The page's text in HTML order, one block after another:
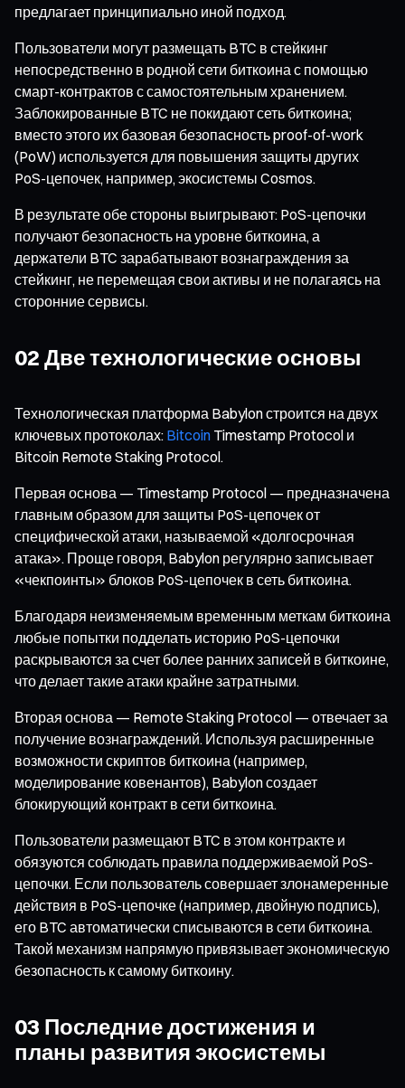
предлагает принципиально иной подход.
Пользователи могут размещать BTC в стейкинг
непосредственно в родной сети биткоина с помощью
смарт-контрактов с самостоятельным хранением.
Заблокированные BTC не покидают сеть биткоина;
вместо этого их базовая безопасность proof-of-work
(PoW) используется для повышения защиты других
PoS-цепочек, например, экосистемы Cosmos.
В результате обе стороны выигрывают: PoS-цепочки
получают безопасность на уровне биткоина, а
держатели BTC зарабатывают вознаграждения за
стейкинг, не перемещая свои активы и не полагаясь на
сторонние сервисы.
02 Две технологические основы
Технологическая платформа Babylon строится на двух
ключевых протоколах: Bitcoin Timestamp Protocol и
Bitcoin Remote Staking Protocol.
Первая основа — Timestamp Protocol — предназначена
главным образом для защиты PoS-цепочек от
специфической атаки, называемой «долгосрочная
атака». Проще говоря, Babylon регулярно записывает
«чекпоинты» блоков PoS-цепочек в сеть биткоина.
Благодаря неизменяемым временным меткам биткоина
любые попытки подделать историю PoS-цепочки
раскрываются за счет более ранних записей в биткоине,
что делает такие атаки крайне затратными.
Вторая основа — Remote Staking Protocol — отвечает за
получение вознаграждений. Используя расширенные
возможности скриптов биткоина (например,
моделирование ковенантов), Babylon создает
блокирующий контракт в сети биткоина.
Пользователи размещают BTC в этом контракте и
обязуются соблюдать правила поддерживаемой PoS-
цепочки. Если пользователь совершает злонамеренные
действия в PoS-цепочке (например, двойную подпись),
его BTC автоматически списываются в сети биткоина.
Такой механизм напрямую привязывает экономическую
безопасность к самому биткоину.
03 Последние достижения и
планы развития экосистемы